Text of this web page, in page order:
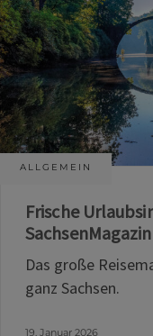
ALLGEMEIN
Frische
Das große
ganz Sachsen.
19. Januar 2026